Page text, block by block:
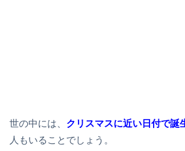
世の中には、 クリスマスに近い日付で誕
人もいることでしょう。